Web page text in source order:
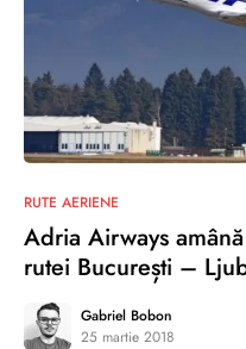
RUTE AERIENE
Adria Airways
rutei București –
Gabriel Bobon
25 martie 2018